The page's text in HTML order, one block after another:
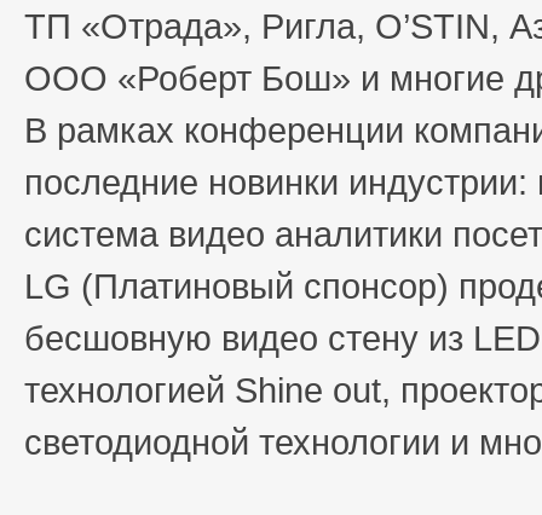
ТП «Отрада», Ригла, O’STIN,
ООО «Роберт Бош» и многие
В рамках конференции
последние новинки
система видео аналитики
LG (Платиновый спонсор)
бесшовную видео стену из
технологией Shine out,
светодиодной технологии и